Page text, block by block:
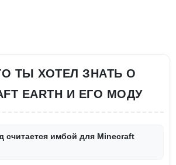
ТЫ ХОТЕЛ ЗНАТЬ О
EARTH И ЕГО МОДУ
считается имбой для Minecraft